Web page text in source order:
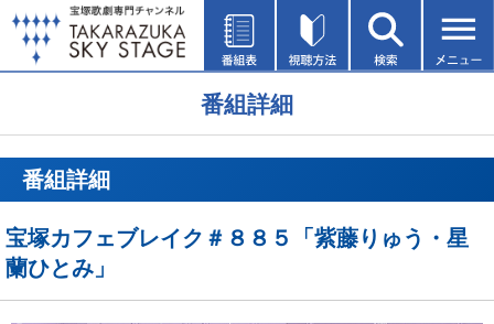
番組詳細
番組詳細
宝塚カフェブレイク＃８８５「紫藤りゅう・星
蘭ひとみ」